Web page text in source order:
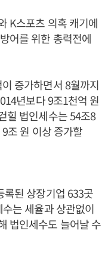
K스포츠 의혹 캐기에
어를 위한 총력전에
증가하면서 8월까지
년보다 9조1천억 원
힐 법인세수는 54조8
조 원 이상 증가할
록된 상장기업 633곳
는 세율과 상관없이
법인세수도 늘어날 수